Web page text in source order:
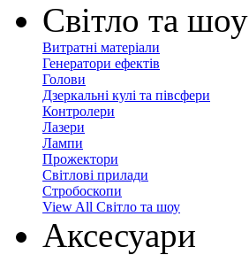
Світло та шоу
Витратні матеріали
Генератори ефектів
Голови
Дзеркальні кулі та півсфери
Контролери
Лазери
Лампи
Прожектори
Світлові прилади
Стробоскопи
View All Світло та шоу
Аксесуари